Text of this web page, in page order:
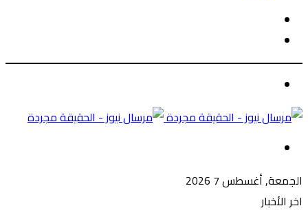
عن
الجمعة, أغسطس 7 2026
اخر الأخبار